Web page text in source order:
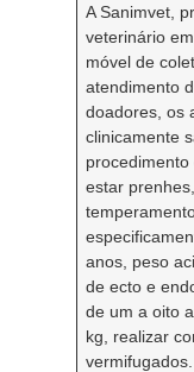
A Sanimvet,
veterinário
móvel de
atendimento
doadores, os
clinicamente
estar
anos, peso
de ecto e
de um a oito
kg, realizar
vermifugados.